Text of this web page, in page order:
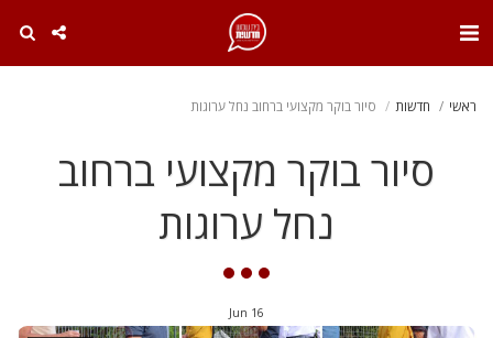
ראשי חדשות סיור בוקר מקצועי ברחוב נחל ערוגות
סיור בוקר מקצועי ברחוב
נחל ערוגות
16
Jun